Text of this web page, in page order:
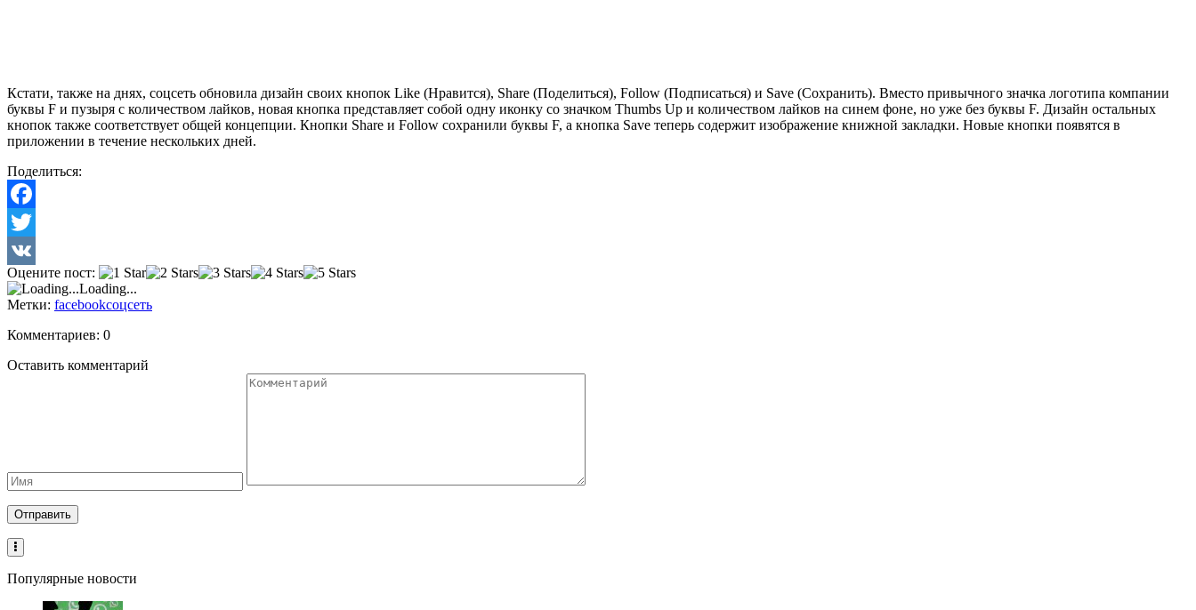
Кстати, также на днях, соцсеть обновила дизайн своих кнопок Like (Нравится), Share (Поделиться), Follow (Подписаться) и Save (Сохранить). Вместо привычного значка логотипа компании
буквы F и пузыря с количеством лайков, новая кнопка представляет собой одну иконку со значком Thumbs Up и количеством лайков на синем фоне, но уже без буквы F. Дизайн остальных
кнопок также соответствует общей концепции. Кнопки Share и Follow сохранили буквы F, а кнопка Save теперь содержит изображение книжной закладки. Новые кнопки появятся в
приложении в течение нескольких дней.
Поделиться:
Facebook
Twitter
VK
Оцените пост:
Loading...
Метки: facebookсоцсеть
Комментариев: 0
Оставить комментарий
Популярные новости